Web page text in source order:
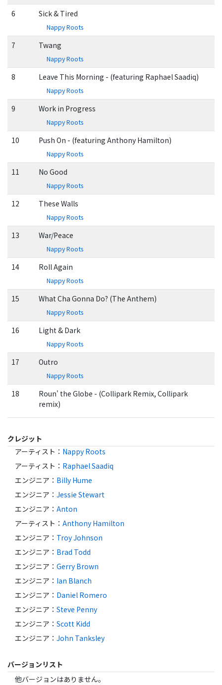
6 Sick & Tired
Nappy Roots
7 Twang
Nappy Roots
8 Leave This Morning - (featuring Raphael Saadiq)
Nappy Roots
9 Work in Progress
Nappy Roots
10 Push On - (featuring Anthony Hamilton)
Nappy Roots
11 No Good
Nappy Roots
12 These Walls
Nappy Roots
13 War/Peace
Nappy Roots
14 Roll Again
Nappy Roots
15 What Cha Gonna Do? (The Anthem)
Nappy Roots
16 Light & Dark
Nappy Roots
17 Outro
Nappy Roots
18
Roun' the Globe - (Collipark Remix, Collipark
remix)
クレジット
アーティスト ： Nappy Roots
アーティスト ： Raphael Saadiq
エンジニア ： Billy Hume
エンジニア ： Jessie Stewart
エンジニア ： Anton
アーティスト ： Anthony Hamilton
エンジニア ： Troy Johnson
エンジニア ： Brad Todd
エンジニア ： Gerry Brown
エンジニア ： Ian Blanch
エンジニア ： Daniel Romero
エンジニア ： Steve Penny
エンジニア ： Scott Kidd
エンジニア ： John Tanksley
バージョンリスト
他バージョンはありません。